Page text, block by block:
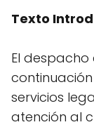
Texto
El
servicios
atención al